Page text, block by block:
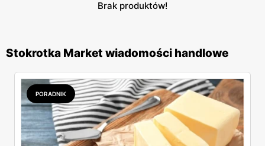
Brak produktów!
Stokrotka Market wiadomości handlowe
PORADNIK